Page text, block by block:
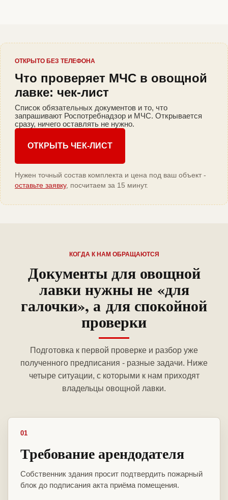
ОТКРЫТО БЕЗ ТЕЛЕФОНА
Что проверяет МЧС в овощной
лавке: чек-лист
Список обязательных документов и то, что
запрашивают Роспотребнадзор и МЧС. Открывается
сразу, ничего оставлять не нужно.
ОТКРЫТЬ ЧЕК-ЛИСТ
Нужен точный состав комплекта и цена под ваш объект -
оставьте заявку, посчитаем за 15 минут.
КОГДА К НАМ ОБРАЩАЮТСЯ
Документы для овощной
лавки нужны не «для
галочки», а для спокойной
проверки
Подготовка к первой проверке и разбор уже
полученного предписания - разные задачи. Ниже
четыре ситуации, с которыми к нам приходят
владельцы овощной лавки.
01
Требование арендодателя
Собственник здания просит подтвердить пожарный
блок до подписания акта приёма помещения.